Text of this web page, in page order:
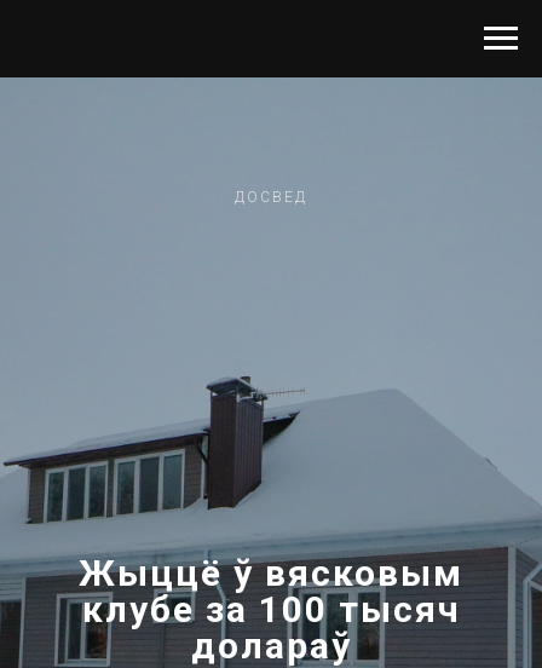
Жыццё ў вясковым
клубе за 100 тысяч
долараў
ДОСВЕД